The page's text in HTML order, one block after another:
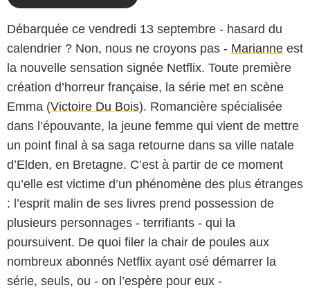
Débarquée ce vendredi 13 septembre - hasard du
calendrier ? Non, nous ne croyons pas - Marianne est
la nouvelle sensation signée Netflix. Toute première
création d’horreur française, la série met en scène
Emma (Victoire Du Bois). Romancière spécialisée
dans l’épouvante, la jeune femme qui vient de mettre
un point final à sa saga retourne dans sa ville natale
d’Elden, en Bretagne. C’est à partir de ce moment
qu’elle est victime d’un phénomène des plus étranges
: l’esprit malin de ses livres prend possession de
plusieurs personnages - terrifiants - qui la
poursuivent. De quoi filer la chair de poules aux
nombreux abonnés Netflix ayant osé démarrer la
série, seuls, ou - on l’espère pour eux -